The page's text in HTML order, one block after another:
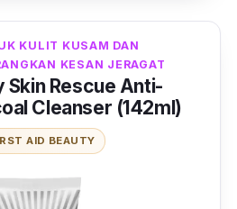
KULIT KUSAM DAN
KESAN JERAGAT
Skin Rescue Anti-
Cleanser (142ml)
AID BEAUTY